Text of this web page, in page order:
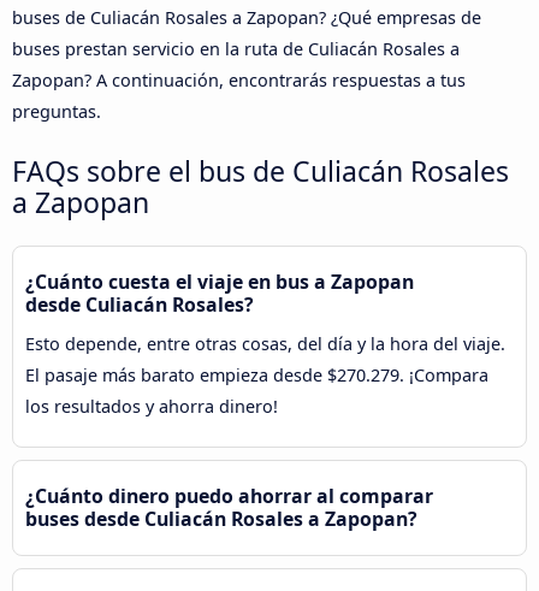
buses de Culiacán Rosales a Zapopan? ¿Qué empresas de
buses prestan servicio en la ruta de Culiacán Rosales a
Zapopan? A continuación, encontrarás respuestas a tus
preguntas.
FAQs sobre el bus de Culiacán Rosales
a Zapopan
¿Cuánto cuesta el viaje en bus a Zapopan
desde Culiacán Rosales?
Esto depende, entre otras cosas, del día y la hora del viaje.
El pasaje más barato empieza desde $270.279. ¡Compara
los resultados y ahorra dinero!
¿Cuánto dinero puedo ahorrar al comparar
buses desde Culiacán Rosales a Zapopan?